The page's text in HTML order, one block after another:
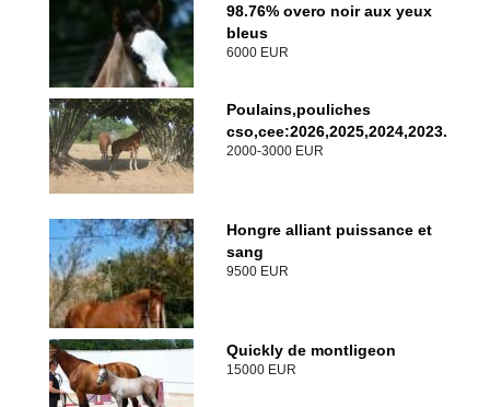
98.76% overo noir aux yeux
bleus
6000 EUR
Poulains,pouliches
cso,cee:2026,2025,2024,2023.
2000-3000 EUR
Hongre alliant puissance et
sang
9500 EUR
Quickly de montligeon
15000 EUR